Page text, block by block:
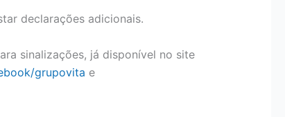
declarações adicionais.
sinalizações, já disponível no site
grupovita e